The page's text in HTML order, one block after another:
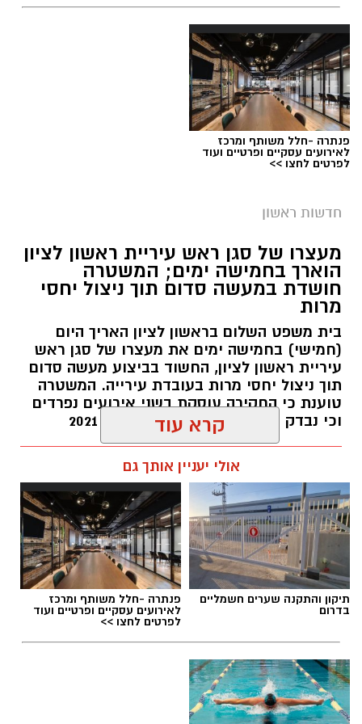
צילומים: משרד הבריאות
משרד הבריאות פרסם אזהרה לציבור מפני שימוש
במוצרי שיער נוספים שנתפסו במסגרת מבצע
פיקוח שנערך בתשעה סניפי רשת "מרכז
ההחלקות".
האזהרה מתפרסמת לאחר שבדיקות מעבדה
הושלמו לכלל המוצרים שנאספו במהלך המבצע,
ובהמשך להודעת משרד הבריאות שפורסמה בחודש
בין המוצרים שנמצאו ואינם רשומים במאגרי משרד
הבריאות, ולכן חל איסור לשווקם:
PROTEIN + MINERAL PREMIUM HAIR
STRAIGHTENING
Protein Mineral Premium Pre Treatment
בנוסף, נמצא כי המוצרHYDRO KERATIN PRO
HAIR STRAIGHTENING GEL
במאגרי משרד הבריאות, מסומן כמכיל
פנתרה -חלל משותף ומרכז
לאירועים עסקיים ופרטיים ועוד
לפרטים לחצו >>
חדשות ראשון
מעצרו של סגן ראש עיריית ראשון לציון
הוארך בחמישה ימים; המשטרה
חושדת במעשה סדום תוך ניצול יחסי
מרות
בית משפט השלום בראשון לציון האריך היום
(חמישי) בחמישה ימים את מעצרו של סגן ראש
עיריית ראשון לציון, החשוד בביצוע מעשה סדום
תוך ניצול יחסי מרות בעובדת עירייה. המשטרה
טוענת כי החקירה עוסקת בשני אירועים נפרדים
וכי נבדק חשד למקרים נוספים משנת 2021
תגים:הטרדה מינית, מעצר סגן ראש עיריית ראשון
לציון
קרא עוד
אולי יעניין אותך גם
תיקון והתקנה שערים חשמליים
בדרום
פנתרה -חלל משותף ומרכז
לאירועים עסקיים ופרטיים ועוד
לפרטים לחצו >>